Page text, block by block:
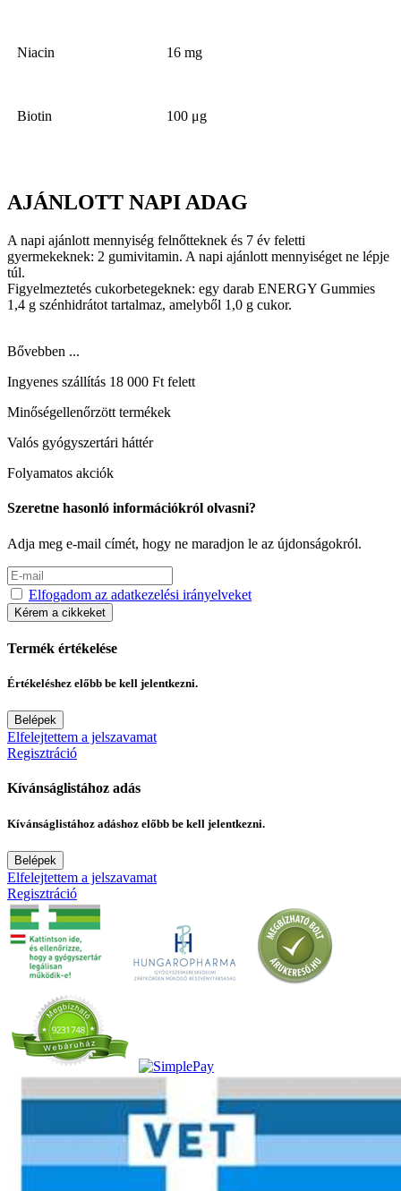
Niacin 16 mg
Biotin 100 μg
AJÁNLOTT NAPI ADAG
A napi ajánlott mennyiség felnőtteknek és 7 év feletti
gyermekeknek: 2 gumivitamin. A napi ajánlott mennyiséget ne lépje
túl.
Figyelmeztetés cukorbetegeknek: egy darab ENERGY Gummies
1,4 g szénhidrátot tartalmaz, amelyből 1,0 g cukor.
Bővebben ...
Ingyenes szállítás 18 000 Ft felett
Minőségellenőrzött termékek
Valós gyógyszertári háttér
Folyamatos akciók
Szeretne hasonló információkról olvasni?
Adja meg e-mail címét, hogy ne maradjon le az újdonságokról.
Elfogadom az adatkezelési irányelveket
Kérem a cikkeket
Termék értékelése
Értékeléshez előbb be kell jelentkezni.
Belépek
Elfelejtettem a jelszavamat
Regisztráció
Kívánságlistához adás
Kívánságlistához adáshoz előbb be kell jelentkezni.
Belépek
Elfelejtettem a jelszavamat
Regisztráció